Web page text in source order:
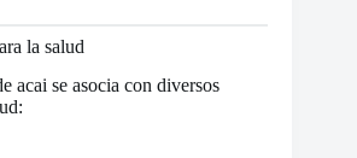
la salud
acai se asocia con diversos